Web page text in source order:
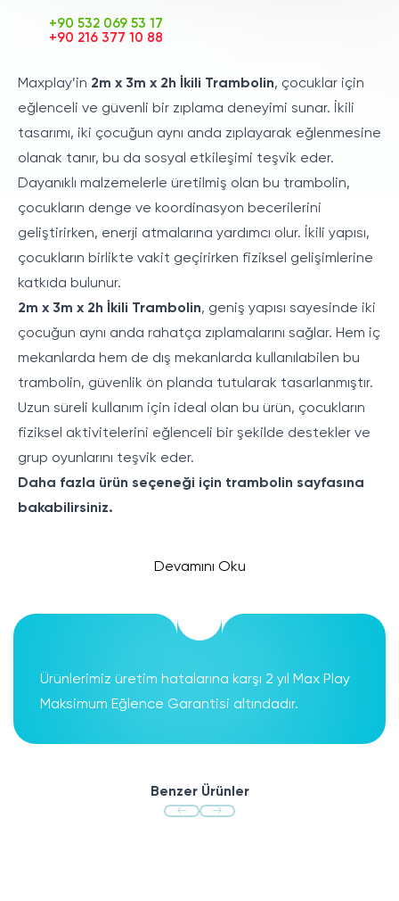
+90 532 069 53 17
+90 216 377 10 88
Maxplay’in 2m x 3m x 2h İkili Trambolin, çocuklar için
eğlenceli ve güvenli bir zıplama deneyimi sunar. İkili
tasarımı, iki çocuğun aynı anda zıplayarak eğlenmesine
olanak tanır, bu da sosyal etkileşimi teşvik eder.
Dayanıklı malzemelerle üretilmiş olan bu trambolin,
çocukların denge ve koordinasyon becerilerini
geliştirirken, enerji atmalarına yardımcı olur. İkili yapısı,
çocukların birlikte vakit geçirirken fiziksel gelişimlerine
katkıda bulunur.
2m x 3m x 2h İkili Trambolin, geniş yapısı sayesinde iki
çocuğun aynı anda rahatça zıplamalarını sağlar. Hem iç
mekanlarda hem de dış mekanlarda kullanılabilen bu
trambolin, güvenlik ön planda tutularak tasarlanmıştır.
Uzun süreli kullanım için ideal olan bu ürün, çocukların
fiziksel aktivitelerini eğlenceli bir şekilde destekler ve
grup oyunlarını teşvik eder.
Daha fazla ürün seçeneği için trambolin sayfasına
bakabilirsiniz.
Devamını Oku
Ürünlerimiz üretim hatalarına karşı 2 yıl Max Play
Maksimum Eğlence Garantisi altındadır.
Benzer Ürünler